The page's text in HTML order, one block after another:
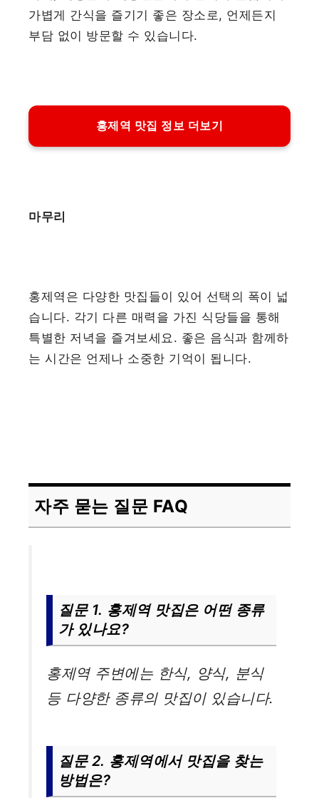
가볍게 간식을 즐기기 좋은 장소로, 언제든지
부담 없이 방문할 수 있습니다.
홍제역 맛집 정보 더보기
마무리
홍제역은 다양한 맛집들이 있어 선택의 폭이 넓
습니다. 각기 다른 매력을 가진 식당들을 통해
특별한 저녁을 즐겨보세요. 좋은 음식과 함께하
는 시간은 언제나 소중한 기억이 됩니다.
자주 묻는 질문 FAQ
질문 1. 홍제역 맛집은 어떤 종류
가 있나요?
홍제역 주변에는 한식, 양식, 분식
등 다양한 종류의 맛집이 있습니다.
질문 2. 홍제역에서 맛집을 찾는
방법은?